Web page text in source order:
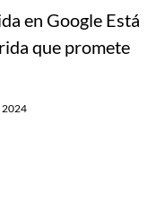
en Google Está
que promete
2024